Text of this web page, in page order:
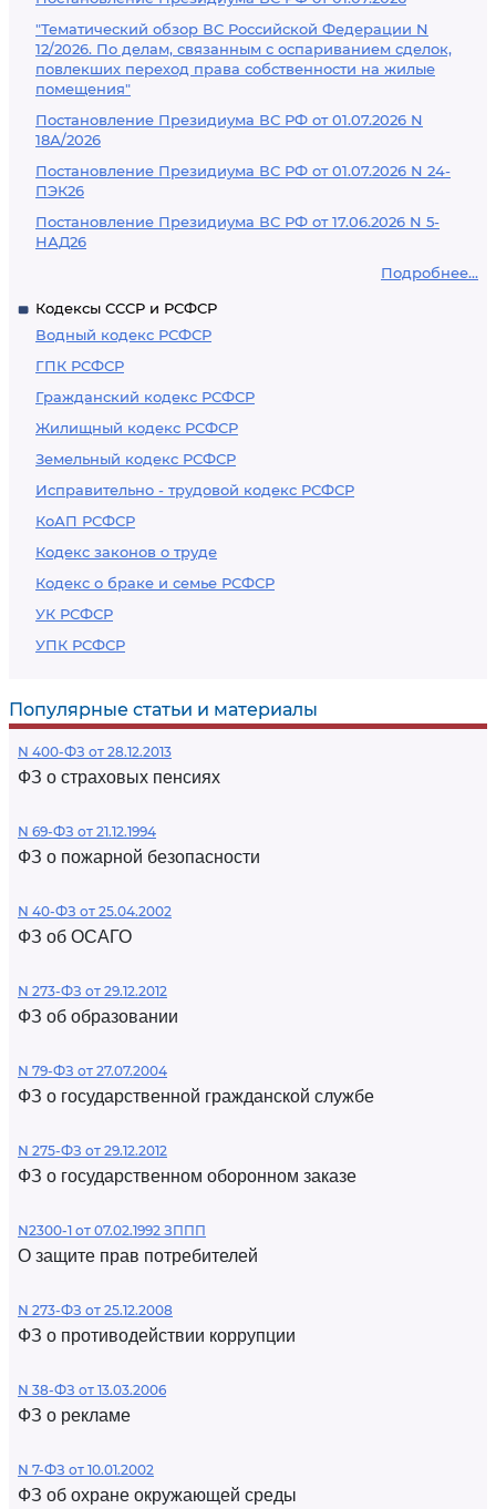
"Тематический обзор ВС Российской Федерации N
12/2026. По делам, связанным с оспариванием сделок,
повлекших переход права собственности на жилые
помещения"
Постановление Президиума ВС РФ от 01.07.2026 N
18А/2026
Постановление Президиума ВС РФ от 01.07.2026 N 24-
ПЭК26
Постановление Президиума ВС РФ от 17.06.2026 N 5-
НАД26
Подробнее...
Кодексы СССР и РСФСР
Водный кодекс РСФСР
ГПК РСФСР
Гражданский кодекс РСФСР
Жилищный кодекс РСФСР
Земельный кодекс РСФСР
Исправительно - трудовой кодекс РСФСР
КоАП РСФСР
Кодекс законов о труде
Кодекс о браке и семье РСФСР
УК РСФСР
УПК РСФСР
Популярные статьи и материалы
N 400-ФЗ от 28.12.2013
ФЗ о страховых пенсиях
N 69-ФЗ от 21.12.1994
ФЗ о пожарной безопасности
N 40-ФЗ от 25.04.2002
ФЗ об ОСАГО
N 273-ФЗ от 29.12.2012
ФЗ об образовании
N 79-ФЗ от 27.07.2004
ФЗ о государственной гражданской службе
N 275-ФЗ от 29.12.2012
ФЗ о государственном оборонном заказе
N2300-1 от 07.02.1992 ЗППП
О защите прав потребителей
N 273-ФЗ от 25.12.2008
ФЗ о противодействии коррупции
N 38-ФЗ от 13.03.2006
ФЗ о рекламе
N 7-ФЗ от 10.01.2002
ФЗ об охране окружающей среды